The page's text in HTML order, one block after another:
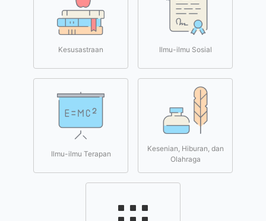
Kesusastraan Ilmu-ilmu Sosial
Ilmu-ilmu Terapan
Kesenian, Hiburan, dan
Olahraga